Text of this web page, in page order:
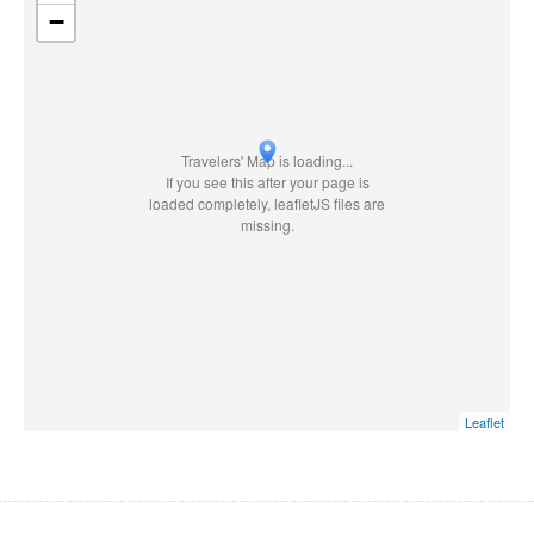
Travelers' Map is loading...
If you see this after your page is
loaded completely, leafletJS files are
missing.
−
Leaflet